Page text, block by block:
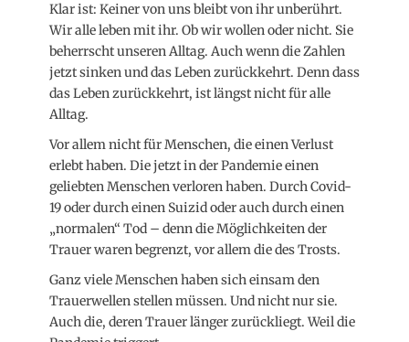
Klar ist: Keiner von uns bleibt von ihr unberührt.
Wir alle leben mit ihr. Ob wir wollen oder nicht. Sie
beherrscht unseren Alltag. Auch wenn die Zahlen
jetzt sinken und das Leben zurückkehrt. Denn dass
das Leben zurückkehrt, ist längst nicht für alle
Alltag.
Vor allem nicht für Menschen, die einen Verlust
erlebt haben. Die jetzt in der Pandemie einen
geliebten Menschen verloren haben. Durch Covid-
19 oder durch einen Suizid oder auch durch einen
„normalen“ Tod – denn die Möglichkeiten der
Trauer waren begrenzt, vor allem die des Trosts.
Ganz viele Menschen haben sich einsam den
Trauerwellen stellen müssen. Und nicht nur sie.
Auch die, deren Trauer länger zurückliegt. Weil die